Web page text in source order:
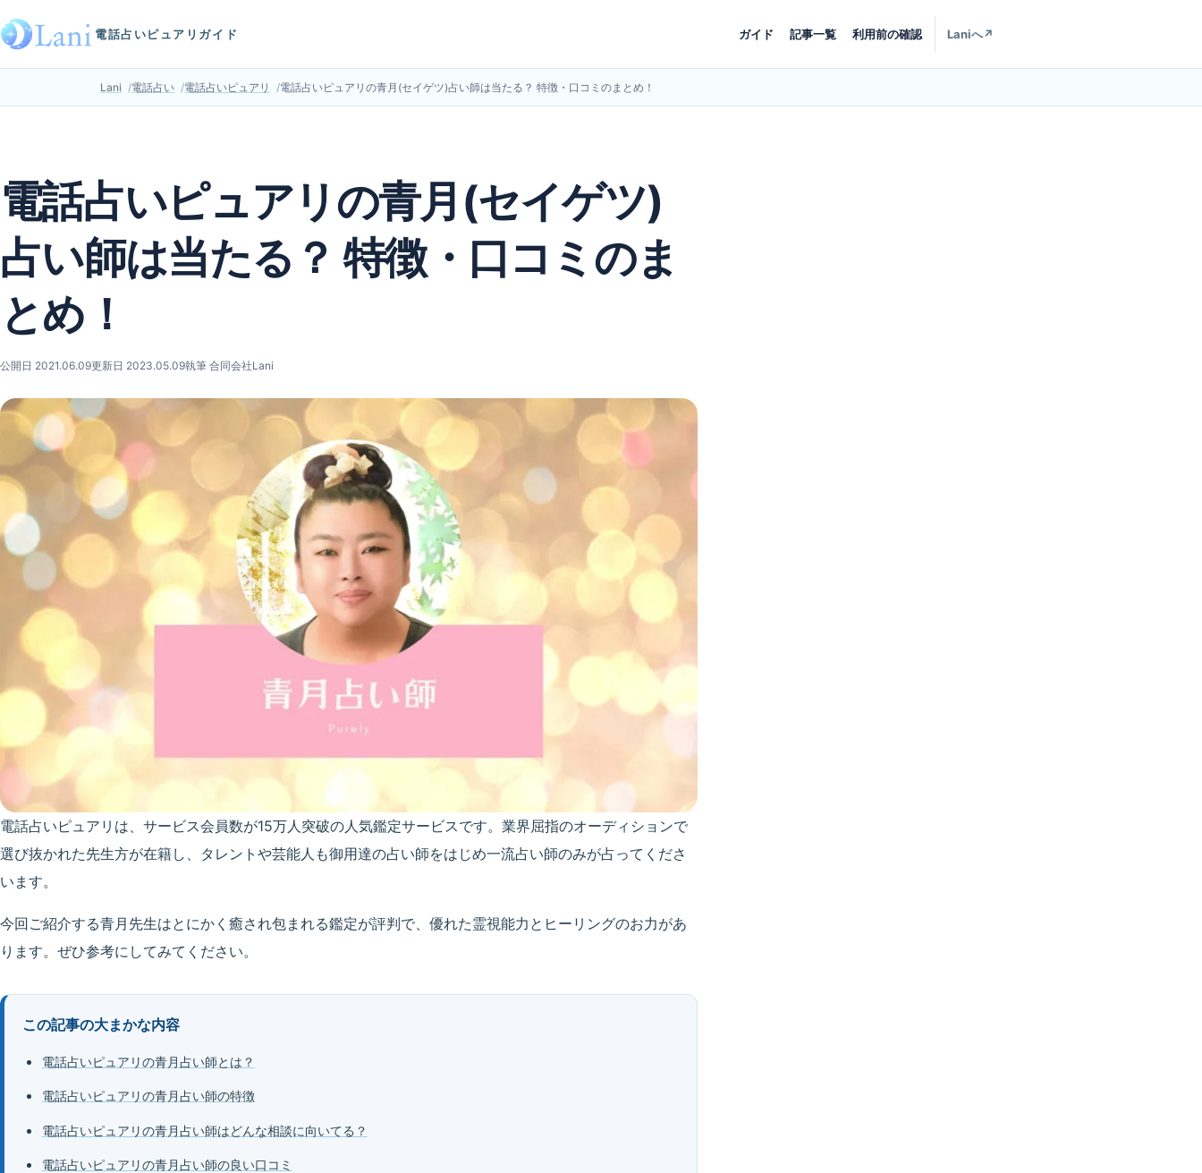
電話占いピュアリガイド ガイド 記事一覧 利用前の確認 Laniへ↗
Lani 電話占い 電話占いピュアリ 電話占いピュアリの青月(セイゲツ)占い師は当たる？ 特徴・口コミのまとめ！
電話占いピュアリの青月(セイゲツ)
占い師は当たる？ 特徴・口コミのま
とめ！
公開日 2021.06.09更新日 2023.05.09執筆 合同会社Lani
電話占いピュアリは、サービス会員数が15万人突破の人気鑑定サービスです。業界屈指のオーディションで
選び抜かれた先生方が在籍し、タレントや芸能人も御用達の占い師をはじめ一流占い師のみが占ってくださ
います。
今回ご紹介する青月先生はとにかく癒され包まれる鑑定が評判で、優れた霊視能力とヒーリングのお力があ
ります。ぜひ参考にしてみてください。
この記事の大まかな内容
電話占いピュアリの青月占い師とは？
電話占いピュアリの青月占い師の特徴
電話占いピュアリの青月占い師はどんな相談に向いてる？
電話占いピュアリの青月占い師の良い口コミ